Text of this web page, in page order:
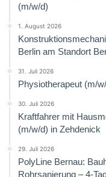
(m/w/d)
1. August 2026
Berlin am Standort
31. Juli 2026
Physiotherapeut (m/
30. Juli 2026
Kraftfahrer mit
(m/w/d) in Zehdenick
29. Juli 2026
PolyLine Bernau:
Rohrsanierung – 4-